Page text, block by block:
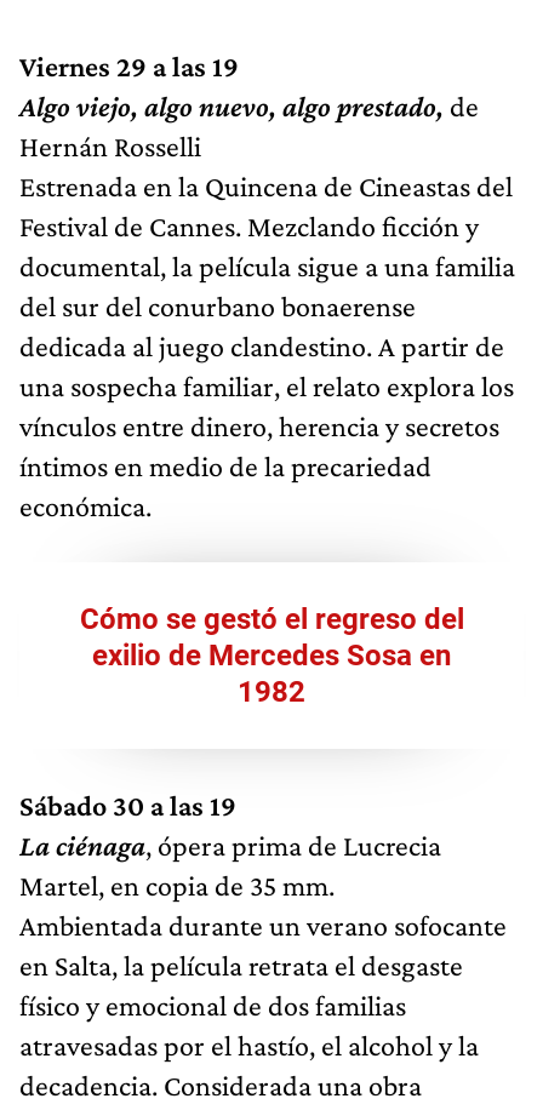
Viernes 29 a las 19
Algo viejo, algo nuevo, algo prestado, de
Hernán Rosselli
Estrenada en la Quincena de Cineastas del
Festival de Cannes. Mezclando ficción y
documental, la película sigue a una familia
del sur del conurbano bonaerense
dedicada al juego clandestino. A partir de
una sospecha familiar, el relato explora los
vínculos entre dinero, herencia y secretos
íntimos en medio de la precariedad
económica.
Cómo se gestó el regreso del
exilio de Mercedes Sosa en
1982
Sábado 30 a las 19
La ciénaga, ópera prima de Lucrecia
Martel, en copia de 35 mm.
Ambientada durante un verano sofocante
en Salta, la película retrata el desgaste
físico y emocional de dos familias
atravesadas por el hastío, el alcohol y la
decadencia. Considerada una obra